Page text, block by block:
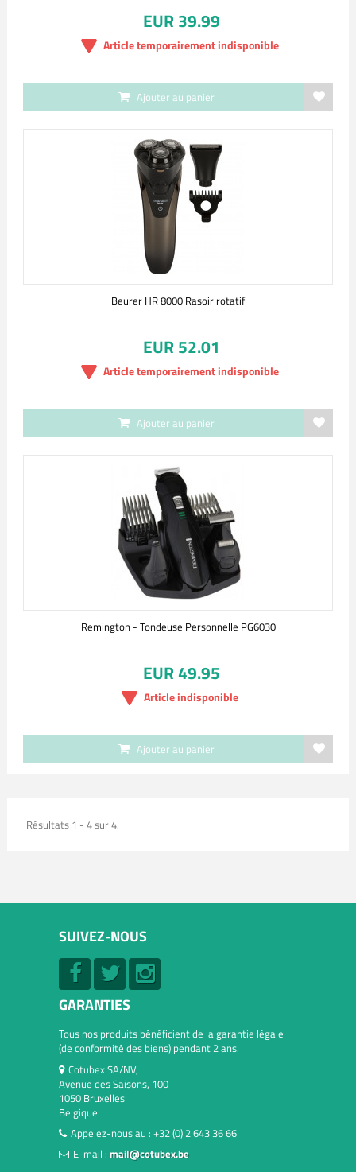
EUR 39.99
Article temporairement indisponible
Ajouter au panier
Beurer HR 8000 Rasoir rotatif
EUR 52.01
Article temporairement indisponible
Ajouter au panier
Remington - Tondeuse Personnelle PG6030
EUR 49.95
Article indisponible
Ajouter au panier
Résultats 1 - 4 sur 4.
SUIVEZ-NOUS
GARANTIES
Tous nos produits bénéficient de la garantie légale
(de conformité des biens) pendant 2 ans.
Cotubex SA/NV,
Avenue des Saisons, 100
1050 Bruxelles
Belgique
Appelez-nous au : +32 (0) 2 643 36 66
E-mail : mail@cotubex.be